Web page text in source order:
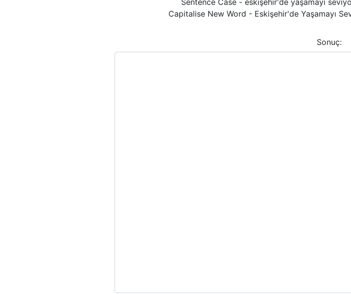
Sentence Case - eskişehir'de yaşamayı
Capitalise New Word - Eskişehir'de Yaşamayı
Sonuç: